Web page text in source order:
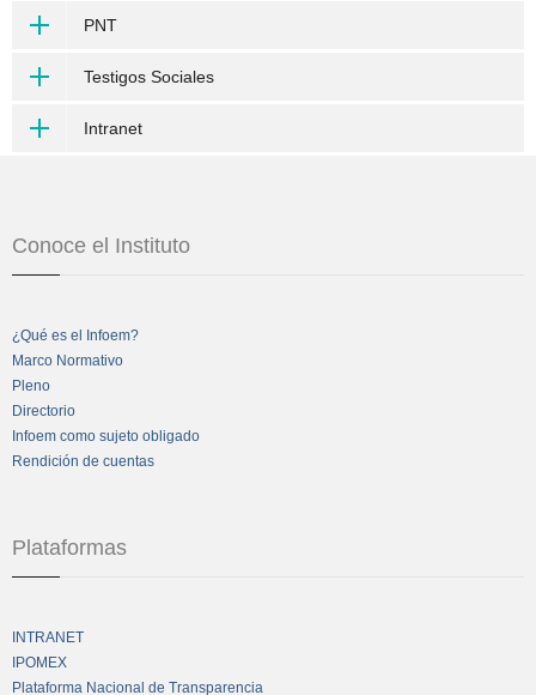
PNT
Testigos Sociales
Intranet
Conoce el Instituto
¿Qué es el Infoem?
Marco Normativo
Pleno
Directorio
Infoem como sujeto obligado
Rendición de cuentas
Plataformas
INTRANET
IPOMEX
Plataforma Nacional de Transparencia